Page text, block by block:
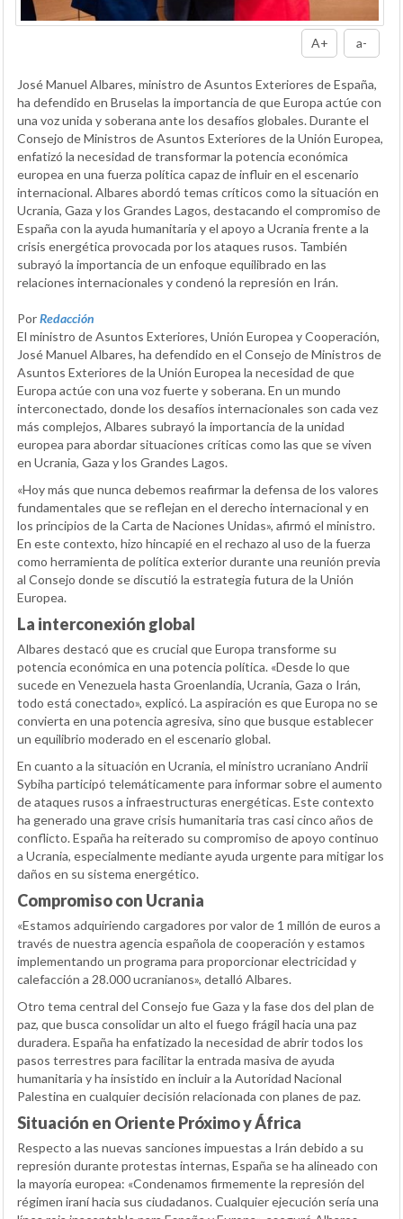
A+ a-
José Manuel Albares, ministro de Asuntos Exteriores de España,
ha defendido en Bruselas la importancia de que Europa actúe con
una voz unida y soberana ante los desafíos globales. Durante el
Consejo de Ministros de Asuntos Exteriores de la Unión Europea,
enfatizó la necesidad de transformar la potencia económica
europea en una fuerza política capaz de influir en el escenario
internacional. Albares abordó temas críticos como la situación en
Ucrania, Gaza y los Grandes Lagos, destacando el compromiso de
España con la ayuda humanitaria y el apoyo a Ucrania frente a la
crisis energética provocada por los ataques rusos. También
subrayó la importancia de un enfoque equilibrado en las
relaciones internacionales y condenó la represión en Irán.
PorRedacción
El ministro de Asuntos Exteriores, Unión Europea y Cooperación,
José Manuel Albares, ha defendido en el Consejo de Ministros de
Asuntos Exteriores de la Unión Europea la necesidad de que
Europa actúe con una voz fuerte y soberana. En un mundo
interconectado, donde los desafíos internacionales son cada vez
más complejos, Albares subrayó la importancia de la unidad
europea para abordar situaciones críticas como las que se viven
en Ucrania, Gaza y los Grandes Lagos.
«Hoy más que nunca debemos reafirmar la defensa de los valores
fundamentales que se reflejan en el derecho internacional y en
los principios de la Carta de Naciones Unidas», afirmó el ministro.
En este contexto, hizo hincapié en el rechazo al uso de la fuerza
como herramienta de política exterior durante una reunión previa
al Consejo donde se discutió la estrategia futura de la Unión
Europea.
La interconexión global
Albares destacó que es crucial que Europa transforme su
potencia económica en una potencia política. «Desde lo que
sucede en Venezuela hasta Groenlandia, Ucrania, Gaza o Irán,
todo está conectado», explicó. La aspiración es que Europa no se
convierta en una potencia agresiva, sino que busque establecer
un equilibrio moderado en el escenario global.
En cuanto a la situación en Ucrania, el ministro ucraniano Andrii
Sybiha participó telemáticamente para informar sobre el aumento
de ataques rusos a infraestructuras energéticas. Este contexto
ha generado una grave crisis humanitaria tras casi cinco años de
conflicto. España ha reiterado su compromiso de apoyo continuo
a Ucrania, especialmente mediante ayuda urgente para mitigar los
daños en su sistema energético.
Compromiso con Ucrania
«Estamos adquiriendo cargadores por valor de 1 millón de euros a
través de nuestra agencia española de cooperación y estamos
implementando un programa para proporcionar electricidad y
calefacción a 28.000 ucranianos», detalló Albares.
Otro tema central del Consejo fue Gaza y la fase dos del plan de
paz, que busca consolidar un alto el fuego frágil hacia una paz
duradera. España ha enfatizado la necesidad de abrir todos los
pasos terrestres para facilitar la entrada masiva de ayuda
humanitaria y ha insistido en incluir a la Autoridad Nacional
Palestina en cualquier decisión relacionada con planes de paz.
Situación en Oriente Próximo y África
Respecto a las nuevas sanciones impuestas a Irán debido a su
represión durante protestas internas, España se ha alineado con
la mayoría europea: «Condenamos firmemente la represión del
régimen iraní hacia sus ciudadanos. Cualquier ejecución sería una